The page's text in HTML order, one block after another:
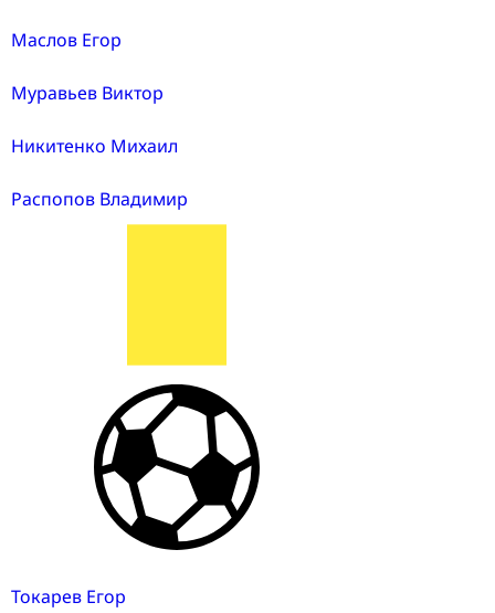
Маслов Егор
Муравьев Виктор
Никитенко Михаил
Распопов Владимир
Токарев Егор